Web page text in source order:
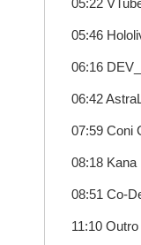
05:22
05:46
06:16
06:42
07:59 Coni
08:18 Kana
08:51 Co-
11:10 Outro